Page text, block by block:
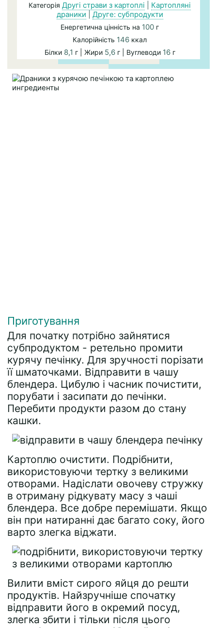
Категорія Другі страви з картоплі
Картопляні
драники
Друге: субпродукти
Енергетична цінність на 100 г
Калорійність 146 ккал
Білки 8,1 г | Жири 5,6г | Вуглеводи 16г
Приготування
Для початку потрібно зайнятися
субпродуктом - ретельно промити
курячу печінку. Для зручності порізати
її шматочками. Відправити в чашу
блендера. Цибулю і часник почистити,
порубати і засипати до печінки.
Перебити продукти разом до стану
кашки.
Картоплю очистити. Подрібнити,
використовуючи тертку з великими
отворами. Надіслати овочеву стружку
в отриману рідкувату масу з чаші
блендера. Все добре перемішати. Якщо
він при натиранні дає багато соку, його
варто злегка віджати.
Вилити вміст сирого яйця до решти
продуктів. Найзручніше спочатку
відправити його в окремий посуд,
злегка збити і тільки після цього